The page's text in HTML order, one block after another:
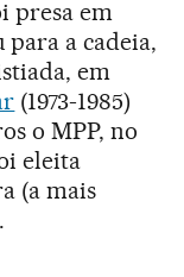
presa em
para a cadeia,
em
(1973-1985)
o MPP, no
eleita
(a mais